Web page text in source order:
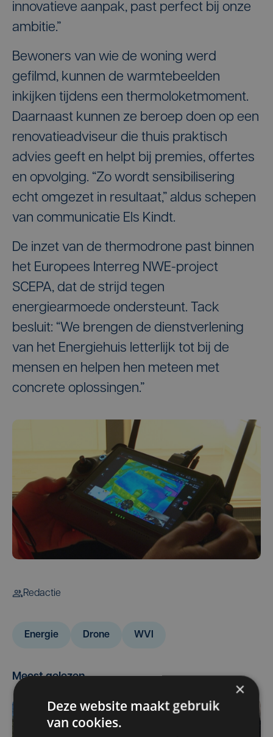
innovatieve aanpak, past perfect bij onze
ambitie.”
Bewoners van wie de woning werd
gefilmd, kunnen de warmtebeelden
inkijken tijdens een thermoloketmoment.
Daarnaast kunnen ze beroep doen op een
renovatieadviseur die thuis praktisch
advies geeft en helpt bij premies, offertes
en opvolging. “Zo wordt sensibilisering
echt omgezet in resultaat,” aldus schepen
van communicatie Els Kindt.
De inzet van de thermodrone past binnen
het Europees Interreg NWE-project
SCEPA, dat de strijd tegen
energiearmoede ondersteunt. Tack
besluit: “We brengen de dienstverlening
van het Energiehuis letterlijk tot bij de
mensen en helpen hen meteen met
concrete oplossingen.”
Redactie
Energie Drone WVI
Meest gelezen
×
Deze website maakt gebruik
van cookies.